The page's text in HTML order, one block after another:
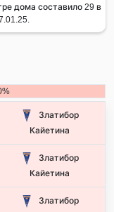
дома составило 29 в
Златибор
Кайетина
Златибор
Кайетина
Златибор